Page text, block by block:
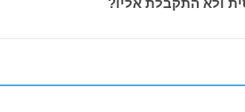
ולא התקבלת אליו?